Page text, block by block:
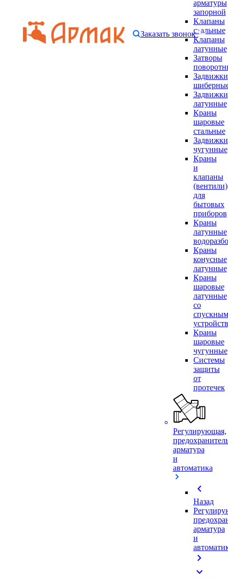
арматуры
запорной
Клапаны
стальные
Клапаны
латунные
Затворы
Задвижки
Задвижки
латунные
Краны
шаровые
стальные
Задвижки
чугунные
Краны
и
клапаны
(вентили)
для
бытовых
приборов
Краны
латунные
Краны
конусные
латунные
Краны
шаровые
латунные
со
спускным
Краны
шаровые
чугунные
Системы
защиты
от
протечек
Регулирующая,
арматура
и
автоматика
chevron_left
Назад
арматура
и
chevron_right
expand_more
Заказать звонок